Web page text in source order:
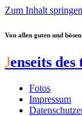
Zum Inhalt springen
Von allen guten und
Jenseits
Fotos
Impressum